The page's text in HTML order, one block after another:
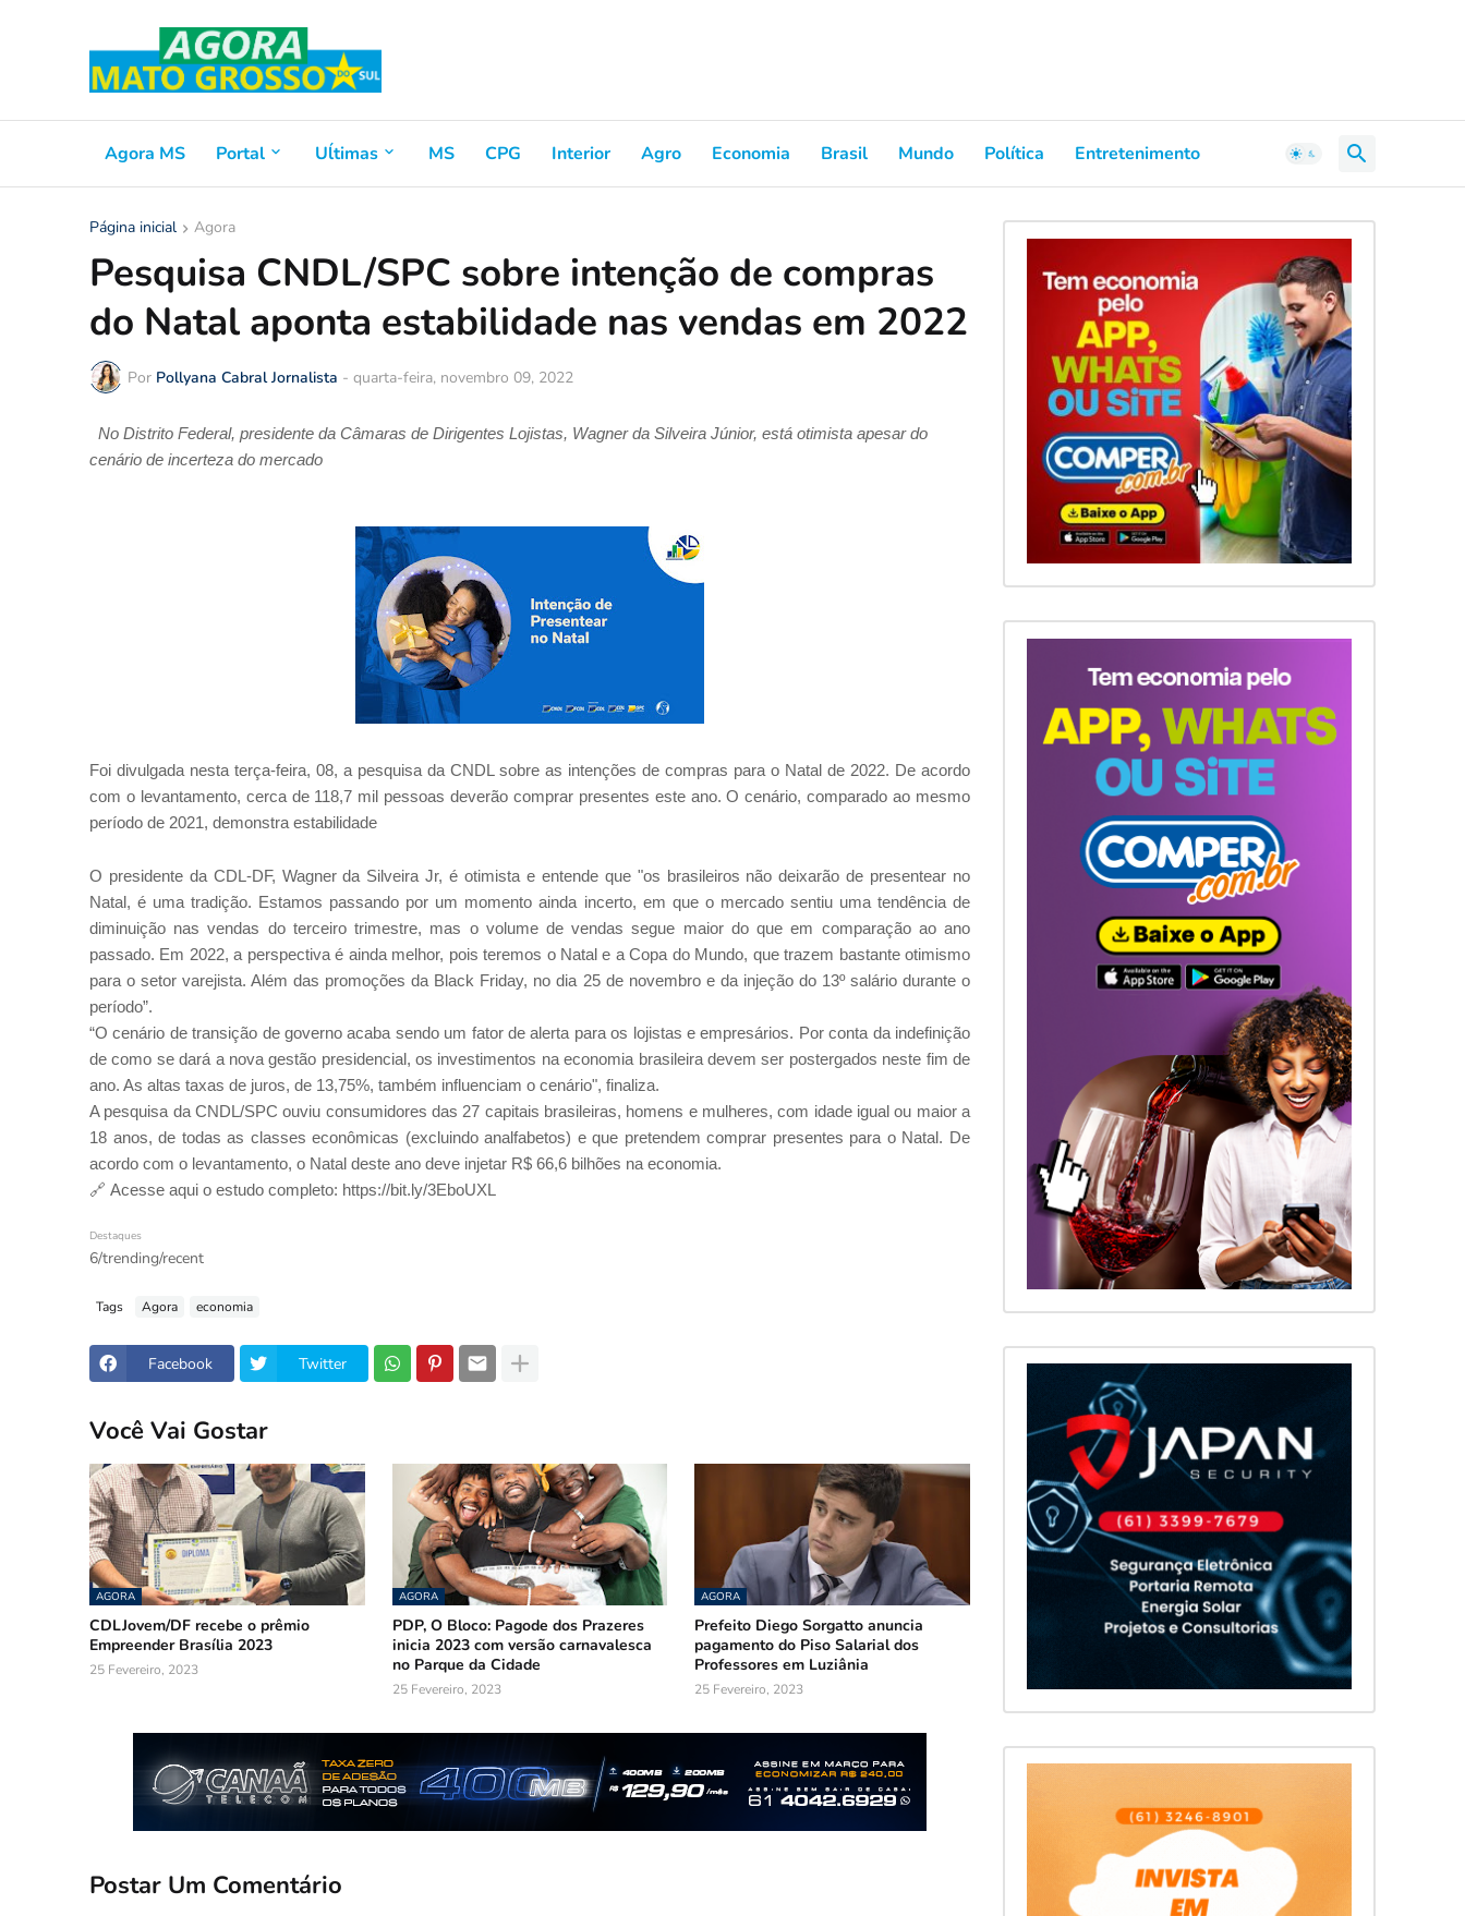
Agora MS Portal Uĺtimas MS CPG Interior Agro Economia Brasil Mundo Política Entretenimento
Página inicial Agora
Pesquisa CNDL/SPC sobre intenção de compras
do Natal aponta estabilidade nas vendas em 2022
Por Pollyana Cabral Jornalista - quarta-feira, novembro 09, 2022
No Distrito Federal, presidente da Câmaras de Dirigentes Lojistas, Wagner da Silveira Júnior, está otimista apesar do
cenário de incerteza do mercado
Foi divulgada nesta terça-feira, 08, a pesquisa da CNDL sobre as intenções de compras para o Natal de 2022. De acordo
com o levantamento, cerca de 118,7 mil pessoas deverão comprar presentes este ano. O cenário, comparado ao mesmo
período de 2021, demonstra estabilidade
O presidente da CDL-DF, Wagner da Silveira Jr, é otimista e entende que "os brasileiros não deixarão de presentear no
Natal, é uma tradição. Estamos passando por um momento ainda incerto, em que o mercado sentiu uma tendência de
diminuição nas vendas do terceiro trimestre, mas o volume de vendas segue maior do que em comparação ao ano
passado. Em 2022, a perspectiva é ainda melhor, pois teremos o Natal e a Copa do Mundo, que trazem bastante otimismo
para o setor varejista. Além das promoções da Black Friday, no dia 25 de novembro e da injeção do 13º salário durante o
período”.
“O cenário de transição de governo acaba sendo um fator de alerta para os lojistas e empresários. Por conta da indefinição
de como se dará a nova gestão presidencial, os investimentos na economia brasileira devem ser postergados neste fim de
ano. As altas taxas de juros, de 13,75%, também influenciam o cenário", finaliza.
A pesquisa da CNDL/SPC ouviu consumidores das 27 capitais brasileiras, homens e mulheres, com idade igual ou maior a
18 anos, de todas as classes econômicas (excluindo analfabetos) e que pretendem comprar presentes para o Natal. De
acordo com o levantamento, o Natal deste ano deve injetar R$ 66,6 bilhões na economia.
🔗 Acesse aqui o estudo completo: https://bit.ly/3EboUXL
Destaques
6/trending/recent
Tags Agora economia
Facebook Twitter
Você Vai Gostar
AGORA
CDLJovem/DF recebe o prêmio
Empreender Brasília 2023
25 Fevereiro, 2023
AGORA
PDP, O Bloco: Pagode dos Prazeres
inicia 2023 com versão carnavalesca
no Parque da Cidade
25 Fevereiro, 2023
AGORA
Prefeito Diego Sorgatto anuncia
pagamento do Piso Salarial dos
Professores em Luziânia
25 Fevereiro, 2023
Postar Um Comentário